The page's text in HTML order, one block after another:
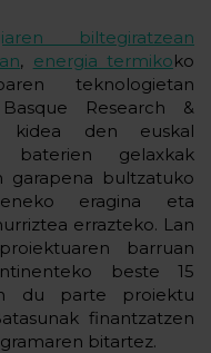
biltegiratzean
, energia termikoko
teknologietan
Research &
kidea den euskal
baterien gelaxkak
garapena bultzatuko
eragina eta
errazteko. Lan
barruan
beste 15
du parte proiektu
finantzatzen
bitartez.